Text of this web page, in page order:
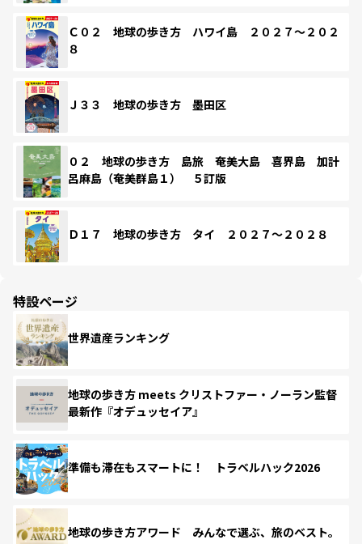
Ｃ０２ 地球の歩き方 ハワイ島 ２０２７～２０２
８
Ｊ３３ 地球の歩き方 墨田区
０２ 地球の歩き方 島旅 奄美大島 喜界島 加計
呂麻島（奄美群島１） ５訂版
Ｄ１７ 地球の歩き方 タイ ２０２７～２０２８
特設ページ
世界遺産ランキング
地球の歩き方 meets クリストファー・ノーラン監督
最新作『オデュッセイア』
準備も滞在もスマートに！ トラベルハック2026
地球の歩き方アワード みんなで選ぶ、旅のベスト。